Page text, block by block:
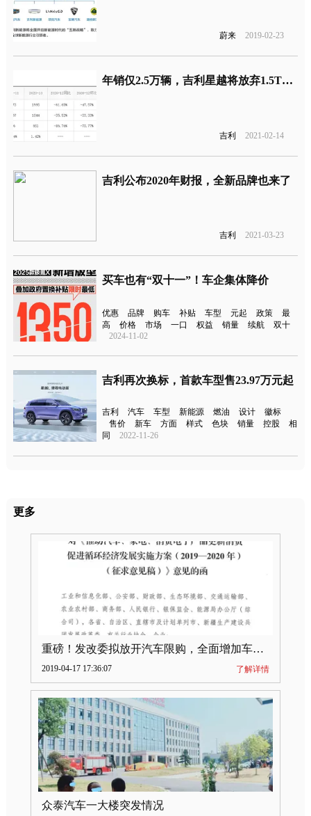
蔚来 2019-02-23
年销仅2.5万辆，吉利星越将放弃1.5T车型
吉利 2021-02-14
吉利公布2020年财报，全新品牌也来了
吉利 2021-03-23
买车也有“双十一”！车企集体降价
优惠 品牌 购车 补贴 车型 元起 政策
最
高
价格 市场 一口 权益 销量 续航
双十
2024-11-02
吉利再次换标，首款车型售23.97万元起
吉利 汽车 车型 新能源 燃油 设计
徽标
售价
新车 方面 样式 色块 销量 控股
相
同
2022-11-26
更多
重磅！发改委拟放开汽车限购，全面增加车牌指标
2019-04-17 17:36:07 了解详情
众泰汽车一大楼突发情况